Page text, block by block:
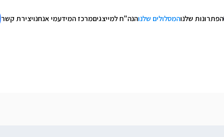
הפתרונות שלנוהמסלולים שלנוהנה"ח למייצגיםמרכז המידעמי אנחנויצירת קשר